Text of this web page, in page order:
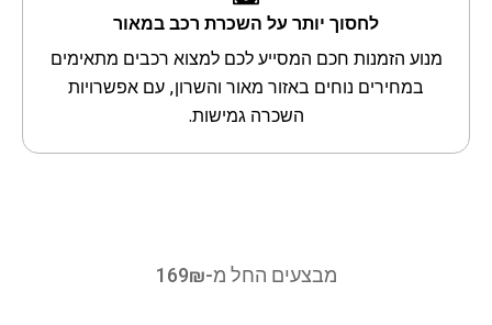
לחסוך יותר על השכרת רכב במאור
מנוע הזמנות חכם המסייע לכם למצוא רכבים מתאימים
במחירים נוחים באזור מאור והשרון, עם אפשרויות
השכרה גמישות.
מבצעים החל מ-169₪